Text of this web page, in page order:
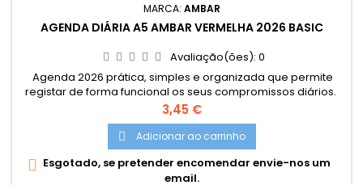
MARCA: AMBAR
AGENDA DIÁRIA A5 AMBAR VERMELHA 2026 BASIC
Avaliação(ões): 0
Agenda 2026 prática, simples e organizada que permite
registar de forma funcional os seus compromissos diários.
Dimensões: 14.5X20CM
Preço
3,45 €
 Adicionar ao carrinho
 Esgotado, se pretender encomendar envie-nos um
email.